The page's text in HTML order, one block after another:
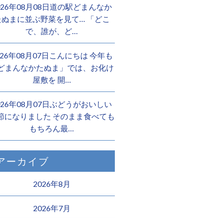
年08月08日道の駅どまんなか
ぬまに並ぶ野菜を見て… 「どこ
で、誰が、ど…
年08月07日こんにちは 今年も
まんなかたぬま」では、お化け
屋敷を 開…
年08月07日ぶどうがおいしい
になりました そのまま食べても
もちろん最…
ーカイブ
2026年8月
2026年7月